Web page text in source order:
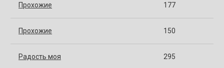
Прохожие 177
Прохожие 150
Радость моя 295